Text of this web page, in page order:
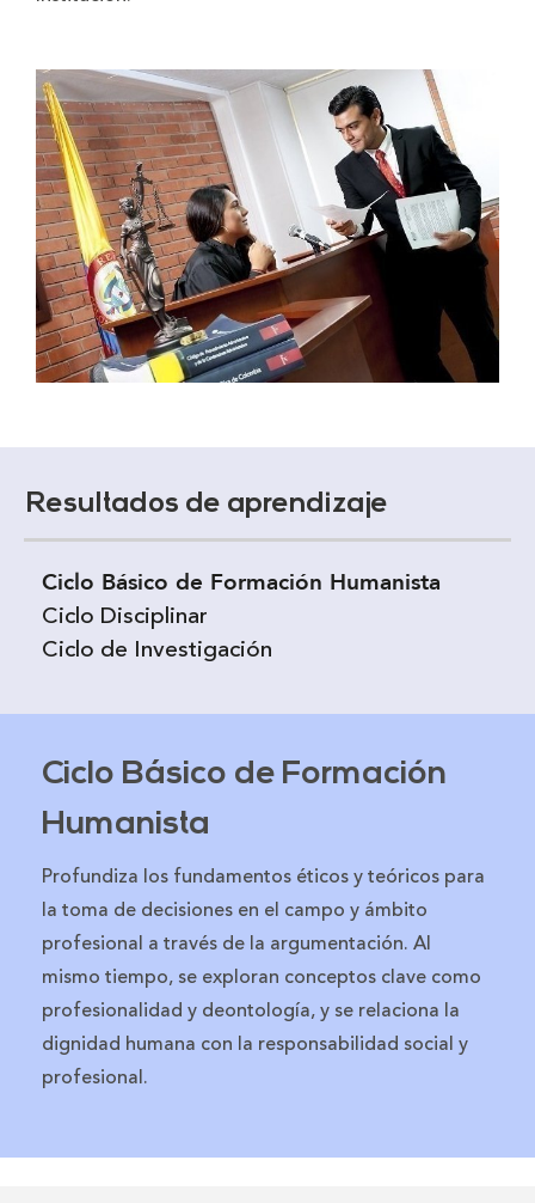
Resultados de aprendizaje
Ciclo Básico de Formación Humanista
Ciclo Disciplinar
Ciclo de Investigación
Ciclo Básico de Formación
Humanista
Profundiza los fundamentos éticos y teóricos para
la toma de decisiones en el campo y ámbito
profesional a través de la argumentación. Al
mismo tiempo, se exploran conceptos clave como
profesionalidad y deontología, y se relaciona la
dignidad humana con la responsabilidad social y
profesional.